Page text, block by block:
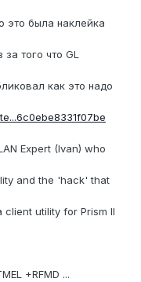
это была наклейка
того что GL
как это надо
Expert (Ivan) who
and the 'hack' that
client utility for Prism II
+RFMD ...